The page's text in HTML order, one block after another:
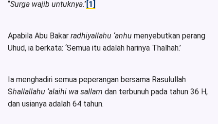
“Surga wajib untuknya.’[1]
Apabila Abu Bakar radhiyallahu ‘anhu menyebutkan perang
Uhud, ia berkata: ‘Semua itu adalah harinya Thalhah.’
Ia menghadiri semua peperangan bersama Rasulullah
Shallallahu ‘alaihi wa sallam dan terbunuh pada tahun 36 H,
dan usianya adalah 64 tahun.